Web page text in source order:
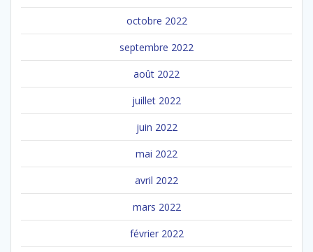
octobre 2022
septembre 2022
août 2022
juillet 2022
juin 2022
mai 2022
avril 2022
mars 2022
février 2022